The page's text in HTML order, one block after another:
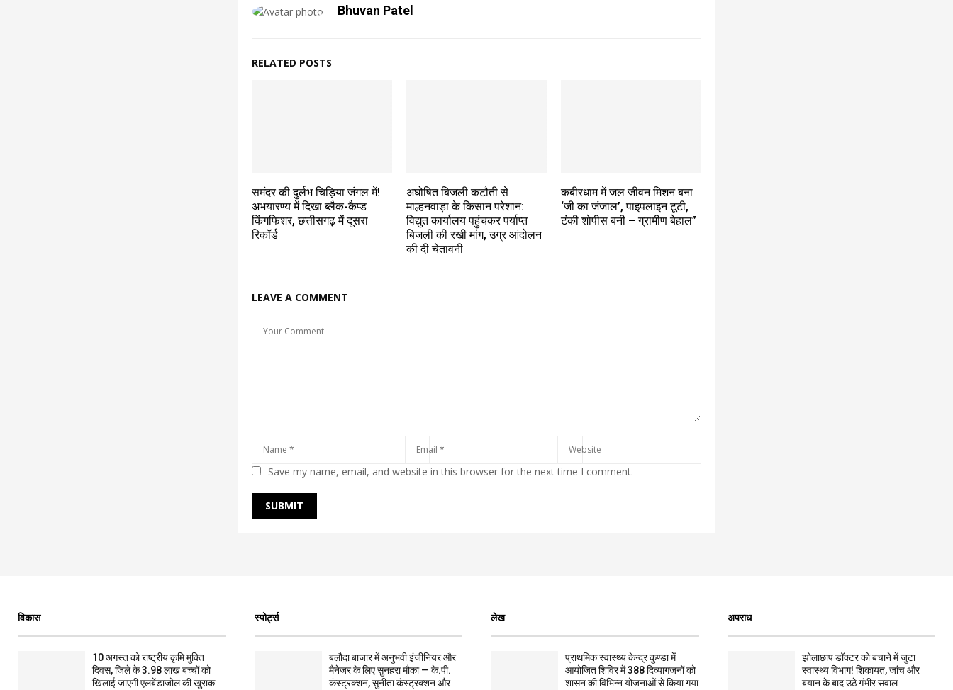
Bhuvan Patel
RELATED POSTS
समंदर की दुर्लभ चिड़िया जंगल में!
अभयारण्य में दिखा ब्लैक-कैप्ड
किंगफिशर, छत्तीसगढ़ में दूसरा
रिकॉर्ड
अघोषित बिजली कटौती से
माल्हनवाड़ा के किसान परेशान:
विद्युत कार्यालय पहुंचकर पर्याप्त
बिजली की रखी मांग, उग्र आंदोलन
की दी चेतावनी
कबीरधाम में जल जीवन मिशन बना
‘जी का जंजाल’, पाइपलाइन टूटी,
टंकी शोपीस बनी – ग्रामीण बेहाल”
LEAVE A COMMENT
Save my name, email, and website in this browser for the next time I comment.
विकास
10 अगस्त को राष्ट्रीय कृमि मुक्ति
दिवस, जिले के 3.98 लाख बच्चों को
खिलाई जाएगी एलबेंडाजोल की खुराक
स्पोर्ट्स
बलौदा बाजार में अनुभवी इंजीनियर और
मैनेजर के लिए सुनहरा मौका — के.पी.
कंस्ट्रक्शन, सुनीता कंस्ट्रक्शन और
लेख
प्राथमिक स्वास्थ्य केन्द्र कुण्डा में
आयोजित शिविर में 388 दिव्यागजनों को
शासन की विभिन्न योजनाओं से किया गया
अपराध
झोलाछाप डॉक्टर को बचाने में जुटा
स्वास्थ्य विभाग! शिकायत, जांच और
बयान के बाद उठे गंभीर सवाल